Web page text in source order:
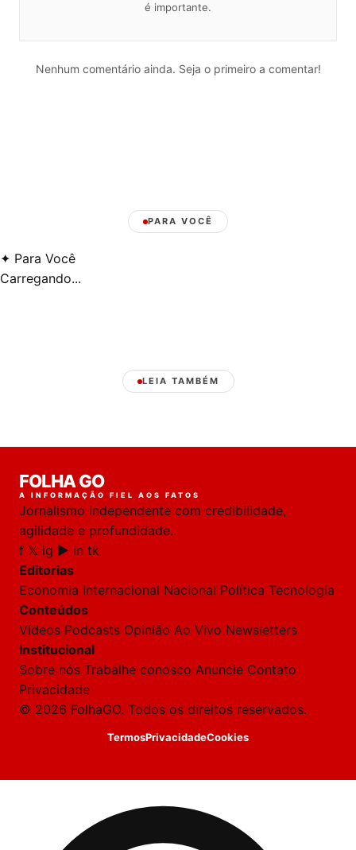
é importante.
Nenhum comentário ainda. Seja o primeiro a comentar!
PARA VOCÊ
✦ Para Você
Carregando...
LEIA TAMBÉM
online
você
Laura
Oi!
👋
Boa
FOLHA GO
A INFORMAÇÃO FIEL AOS FATOS
Jornalismo independente com credibilidade,
agilidade e profundidade.
f 𝕏 ig ▶ in tk
Editorias
Economia Internacional Nacional Política Tecnologia
Conteúdos
Vídeos Podcasts Opinião Ao Vivo Newsletters
Institucional
Sobre nós Trabalhe conosco Anuncie Contato
Privacidade
© 2026 FolhaGO. Todos os direitos reservados.
TermosPrivacidadeCookies